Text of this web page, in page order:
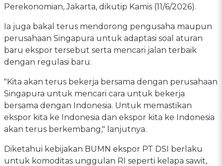
Perekonomian, Jakarta, dikutip Kamis (11/6/2026).
Ia juga bakal terus mendorong pengusaha maupun
perusahaan Singapura untuk adaptasi soal aturan
baru ekspor tersebut serta mencari jalan terbaik
dengan regulasi baru.
"Kita akan terus bekerja bersama dengan perusahaan
Singapura untuk mencari cara untuk bekerja
bersama dengan Indonesia. Untuk memastikan
ekspor kita ke Indonesia dan ekspor kita ke Indonesia
akan terus berkembang," lanjutnya.
Diketahui kebijakan BUMN ekspor PT DSI berlaku
untuk komoditas unggulan RI seperti kelapa sawit,